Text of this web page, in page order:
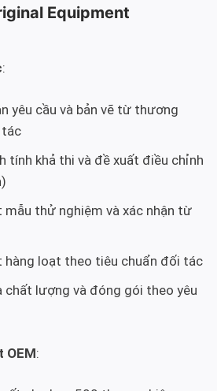
Equipment
:
yêu cầu và bản vẽ từ thương
tác
tính khả thi và đề xuất điều chỉnh
mẫu thử nghiệm và xác nhận từ
hàng loạt theo tiêu chuẩn đối tác
chất lượng và đóng gói theo yêu
OEM: